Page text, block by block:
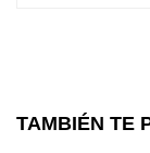
TAMBIÉN TE